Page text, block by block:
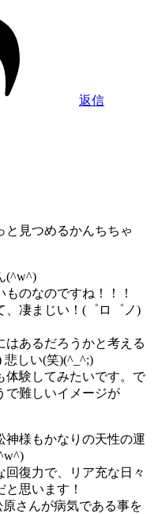
返信
と見つめるかんちちゃ
(^w^)
のなのですね！！！
、凄まじい！(゜ロ゜ノ)
はあるだろうかと考える
悲しい(笑)(^_^;)
体験してみたいです。で
で難しいイメージが
神様もかなりの天性の運
回復力で、リア充な日々
思います！
さんが病気である事を